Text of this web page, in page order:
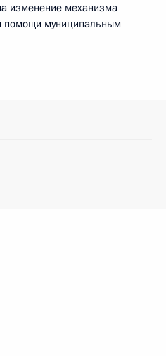
изменение механизма
помощи муниципальным